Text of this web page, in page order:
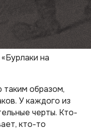
на
образом,
У каждого из
черты. Кто-
кто-то